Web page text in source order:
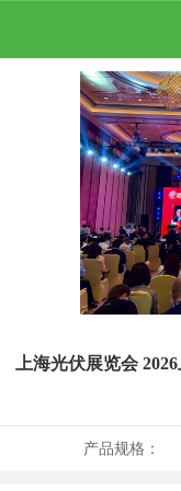
上海光伏展览会
产品规格：